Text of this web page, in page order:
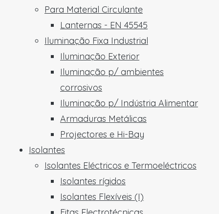
Para Material Circulante
Lanternas - EN 45545
Iluminação Fixa Industrial
Iluminação Exterior
Iluminação p/ ambientes
corrosivos
Iluminação p/ Indústria Alimentar
Armaduras Metálicas
Projectores e Hi-Bay
Isolantes
Isolantes Eléctricos e Termoeléctricos
Isolantes rígidos
Isolantes Flexíveis (I)